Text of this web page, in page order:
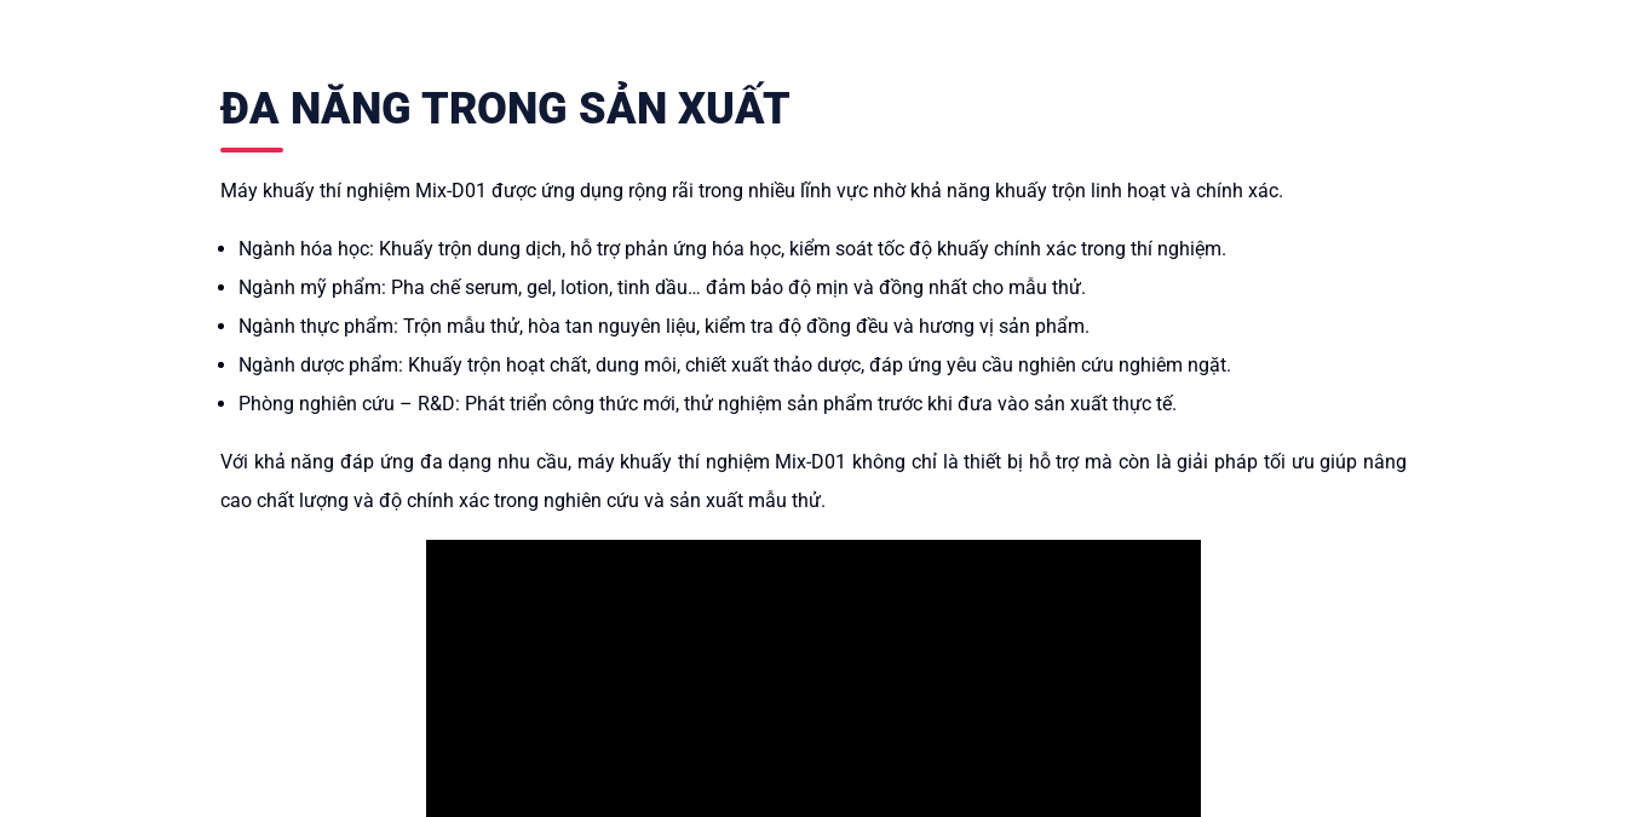
ĐA NĂNG TRONG SẢN XUẤT
Máy khuấy thí nghiệm Mix-D01 được ứng dụng rộng rãi trong nhiều lĩnh vực nhờ khả năng khuấy trộn linh hoạt và chính xác.
Ngành hóa học: Khuấy trộn dung dịch, hỗ trợ phản ứng hóa học, kiểm soát tốc độ khuấy chính xác trong thí nghiệm.
Ngành mỹ phẩm: Pha chế serum, gel, lotion, tinh dầu… đảm bảo độ mịn và đồng nhất cho mẫu thử.
Ngành thực phẩm: Trộn mẫu thử, hòa tan nguyên liệu, kiểm tra độ đồng đều và hương vị sản phẩm.
Ngành dược phẩm: Khuấy trộn hoạt chất, dung môi, chiết xuất thảo dược, đáp ứng yêu cầu nghiên cứu nghiêm ngặt.
Phòng nghiên cứu – R&D: Phát triển công thức mới, thử nghiệm sản phẩm trước khi đưa vào sản xuất thực tế.
Với khả năng đáp ứng đa dạng nhu cầu, máy khuấy thí nghiệm Mix-D01 không chỉ là thiết bị hỗ trợ mà còn là giải pháp tối ưu giúp nâng
cao chất lượng và độ chính xác trong nghiên cứu và sản xuất mẫu thử.